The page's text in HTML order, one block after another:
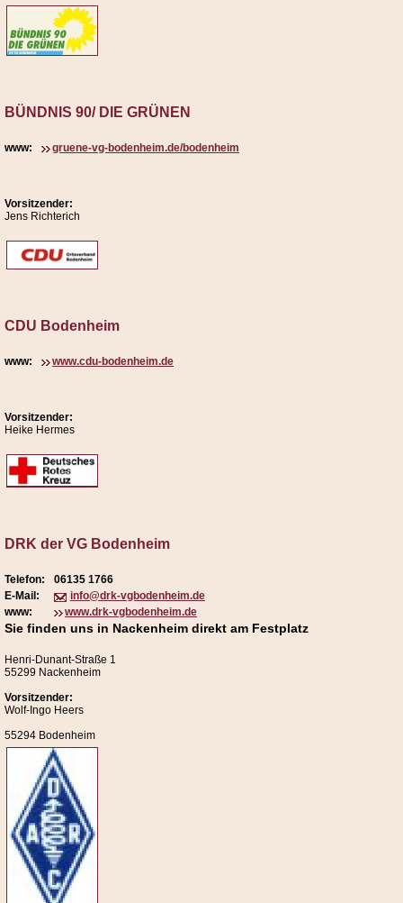
BÜNDNIS 90/ DIE GRÜNEN
www: gruene-vg-bodenheim.de/bodenheim
Vorsitzender:
Jens Richterich
CDU Bodenheim
www: www.cdu-bodenheim.de
Vorsitzender:
Heike Hermes
DRK der VG Bodenheim
Telefon:
06135 1766
E-Mail:
info@drk-vgbodenheim.de
www:
www.drk-vgbodenheim.de
Sie finden uns in Nackenheim direkt am Festplatz
Henri-Dunant-Straße 1
55299 Nackenheim
Vorsitzender:
Wolf-Ingo Heers
55294 Bodenheim